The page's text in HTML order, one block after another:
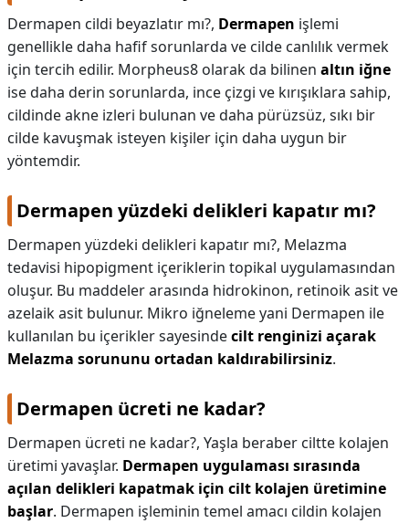
Dermapen cildi beyazlatır mı?, Dermapen işlemi
genellikle daha hafif sorunlarda ve cilde canlılık vermek
için tercih edilir. Morpheus8 olarak da bilinen altın iğne
ise daha derin sorunlarda, ince çizgi ve kırışıklara sahip,
cildinde akne izleri bulunan ve daha pürüzsüz, sıkı bir
cilde kavuşmak isteyen kişiler için daha uygun bir
yöntemdir.
Dermapen yüzdeki delikleri kapatır mı?
Dermapen yüzdeki delikleri kapatır mı?, Melazma
tedavisi hipopigment içeriklerin topikal uygulamasından
oluşur. Bu maddeler arasında hidrokinon, retinoik asit ve
azelaik asit bulunur. Mikro iğneleme yani Dermapen ile
kullanılan bu içerikler sayesindecilt renginizi açarak
Melazma sorununu ortadan kaldırabilirsiniz.
Dermapen ücreti ne kadar?
Dermapen ücreti ne kadar?, Yaşla beraber ciltte kolajen
üretimi yavaşlar. Dermapen uygulaması sırasında
açılan delikleri kapatmak için cilt kolajen üretimine
başlar. Dermapen işleminin temel amacı cildin kolajen